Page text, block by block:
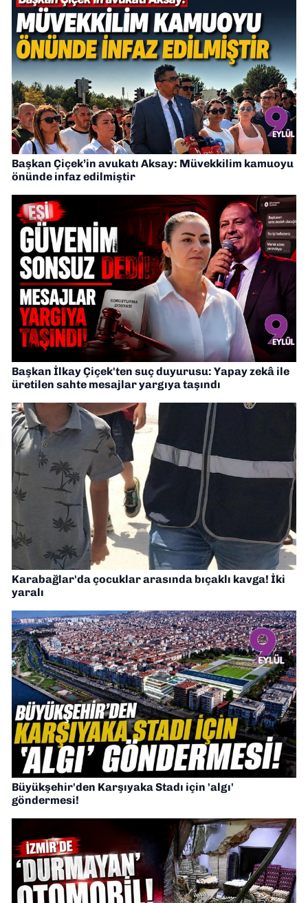
Başkan Çiçek’in avukatı Aksay: Müvekkilim kamuoyu
önünde infaz edilmiştir
Başkan İlkay Çiçek'ten suç duyurusu: Yapay zekâ ile
üretilen sahte mesajlar yargıya taşındı
Karabağlar'da çocuklar arasında bıçaklı kavga! İki
yaralı
Büyükşehir'den Karşıyaka Stadı için 'algı'
göndermesi!